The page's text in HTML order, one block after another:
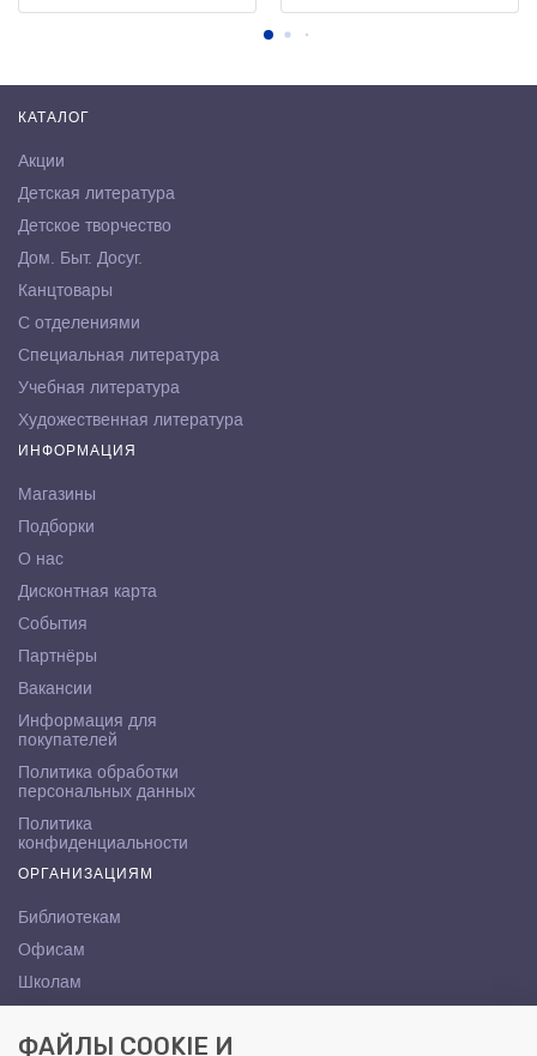
КАТАЛОГ
Акции
Детская литература
Детское творчество
Дом. Быт. Досуг.
Канцтовары
С отделениями
Специальная литература
Учебная литература
Художественная литература
ИНФОРМАЦИЯ
Магазины
Подборки
О нас
Дисконтная карта
События
Партнёры
Вакансии
Информация для
покупателей
Политика обработки
персональных данных
Политика
конфиденциальности
ОРГАНИЗАЦИЯМ
Библиотекам
Офисам
Школам
КОНТАКТЫ
ФАЙЛЫ COOKIE И